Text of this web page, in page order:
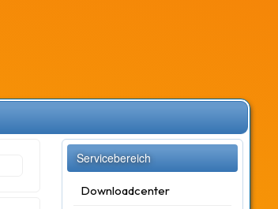
Servicebereich
Downloadcenter